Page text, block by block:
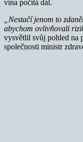
vína počítá dál.
„Nestačí jenom to
abychom ovlivňovali
vysvětlil svůj pohled na
společnosti ministr